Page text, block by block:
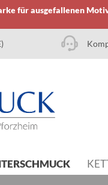
für ausgefallenen